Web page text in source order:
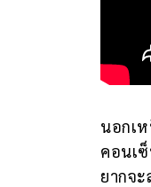
นอกเ
คอนเ
ยากจ